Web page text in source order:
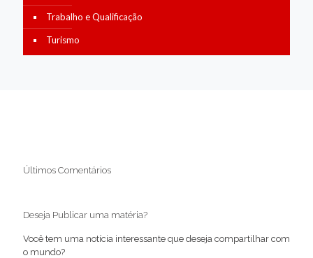
Trabalho e Qualificação
Turismo
Últimos Comentários
Deseja Publicar uma matéria?
Você tem uma notícia interessante que deseja compartilhar com
o mundo?